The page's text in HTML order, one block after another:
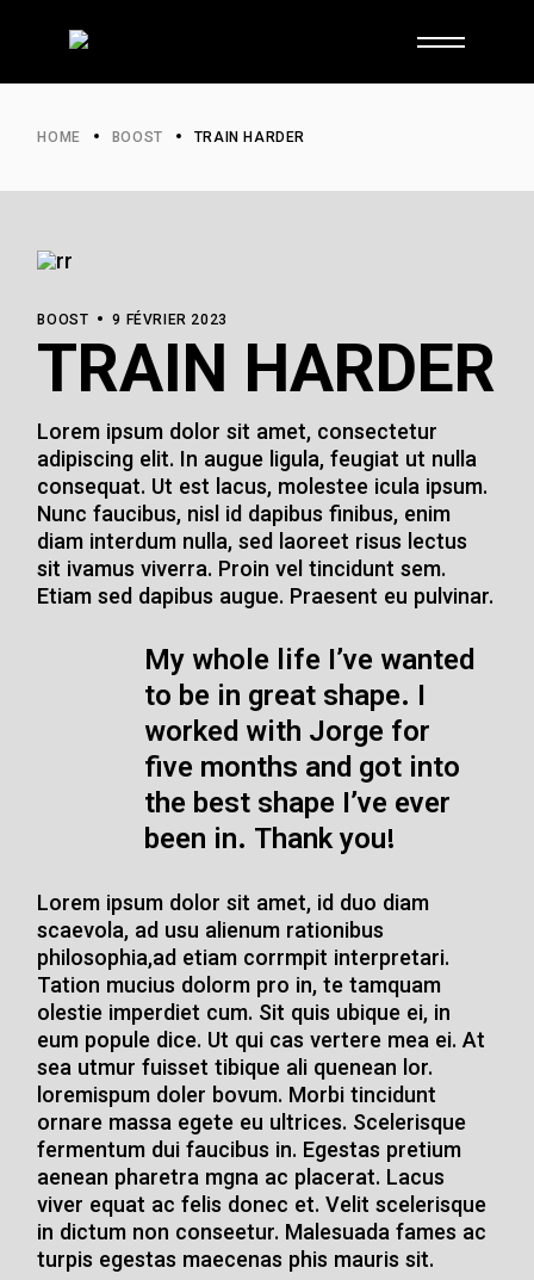
HOME BOOST TRAIN HARDER
BOOST 9 FÉVRIER 2023
TRAIN HARDER
Lorem ipsum dolor sit amet, consectetur
adipiscing elit. In augue ligula, feugiat ut nulla
consequat. Ut est lacus, molestee icula ipsum.
Nunc faucibus, nisl id dapibus finibus, enim
diam interdum nulla, sed laoreet risus lectus
sit ivamus viverra. Proin vel tincidunt sem.
Etiam sed dapibus augue. Praesent eu pulvinar.
My whole life I’ve wanted
to be in great shape. I
worked with Jorge for
five months and got into
the best shape I’ve ever
been in. Thank you!
Lorem ipsum dolor sit amet, id duo diam
scaevola, ad usu alienum rationibus
philosophia,ad etiam corrmpit interpretari.
Tation mucius dolorm pro in, te tamquam
olestie imperdiet cum. Sit quis ubique ei, in
eum popule dice. Ut qui cas vertere mea ei. At
sea utmur fuisset tibique ali quenean lor.
loremispum doler bovum. Morbi tincidunt
ornare massa egete eu ultrices. Scelerisque
fermentum dui faucibus in. Egestas pretium
aenean pharetra mgna ac placerat. Lacus
viver equat ac felis donec et. Velit scelerisque
in dictum non conseetur. Malesuada fames ac
turpis egestas maecenas phis mauris sit.